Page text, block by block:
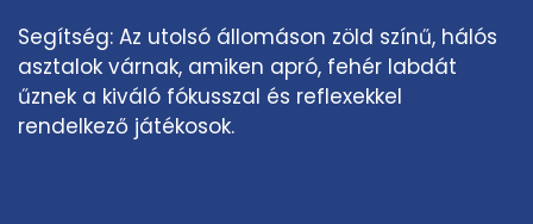
Segítség: Az utolsó állomáson zöld színű, hálós
asztalok várnak, amiken apró, fehér labdát
űznek a kiváló fókusszal és reflexekkel
rendelkező játékosok.